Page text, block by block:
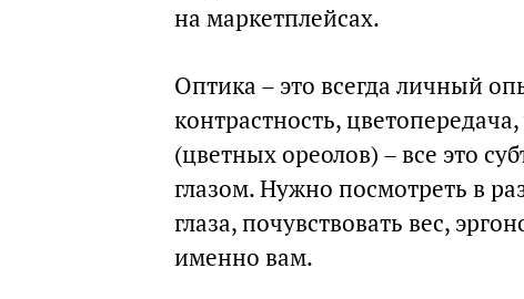
на маркетплейсах.
Оптика – это всегда личный
контрастность,
(цветных ореолов) – все это
глазом. Нужно посмотреть в
глаза, почувствовать вес,
именно вам.